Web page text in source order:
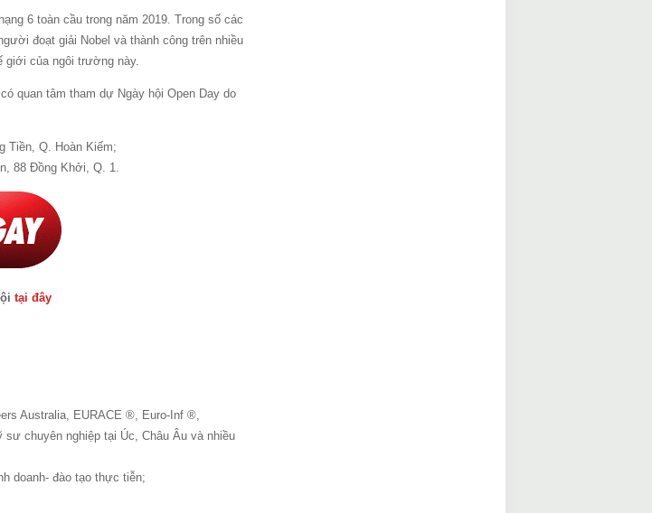
6 toàn cầu trong năm 2019. Trong số các
đoạt giải Nobel và thành công trên nhiều
giới của ngôi trường này.
quan tâm tham dự Ngày hội Open Day do
Tiền, Q. Hoàn Kiếm;
88 Đồng Khởi, Q. 1.
tại đây
Australia, EURACE ®, Euro-Inf ®,
chuyên nghiệp tại Úc, Châu Âu và nhiều
doanh- đào tạo thực tiễn;